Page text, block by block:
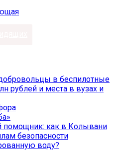
в беспилотные
рублей и места в вузах и
помощник: как в Колывани
безопасности
воду?